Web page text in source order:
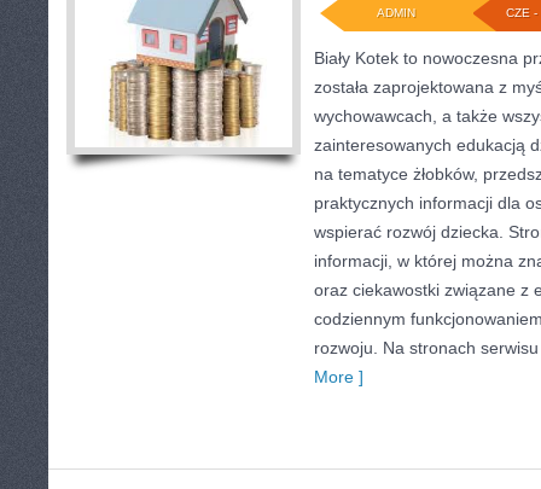
CZE -
ADMIN
Biały Kotek to nowoczesna
została zaprojektowana z
wychowawcach, a także
zainteresowanych edukacją
na tematyce żłobków,
praktycznych informacji dla
wspierać rozwój dziecka.
informacji, w której można
oraz ciekawostki związane z
codziennym
rozwoju. Na stronach
More ]